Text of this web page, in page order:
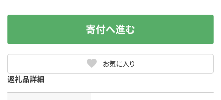
お気に入り
寄付へ進む
返礼品詳細